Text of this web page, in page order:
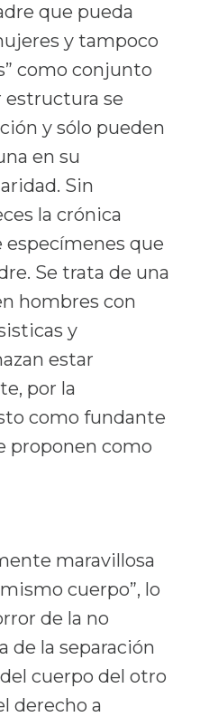
que pueda
y tampoco
como conjunto
estructura se
y sólo pueden
en su
Sin
la crónica
especímenes que
Se trata de una
hombres con
y
estar
por la
como fundante
proponen como
maravillosa
cuerpo”, lo
de la no
de la separación
cuerpo del otro
derecho a